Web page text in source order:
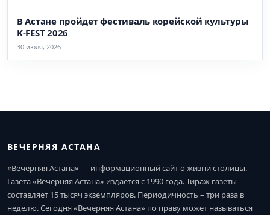
В Астане пройдет фестиваль корейской культуры
K-FEST 2026
30 июля, 2026
ВЕЧЕРНЯЯ АСТАНА
«Вечерняя Астана» — информационный сайт о жизни столицы.
Газета «Вечерняя Астана» издается с 1990 года. Тираж газеты
составляет 15 тысяч экземпляров. Периодичность – три раза в
неделю. Сегодня «Вечерняя Астана» по праву может называться